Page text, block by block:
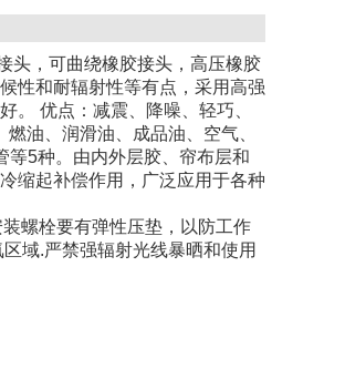
头，可曲绕橡胶接头，高压橡胶
性和耐辐射性等有点，采用高强
。 优点：减震、降噪、轻巧、
油、润滑油、成品油、空气、
等5种。由内外层胶、帘布层和
缩起补偿作用，广泛应用于各种
螺栓要有弹性压垫，以防工作
域.严禁强辐射光线暴晒和使用